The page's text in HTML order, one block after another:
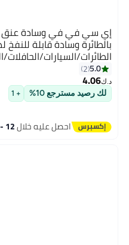
إي سي في في وسادة عنق
بالطائرة وسادة قابلة
الطائرات/السيارات/
المكتب
5.0
2
د.ك‏4.06
لك رصيد مسترجع 10% + 1
احصل عليه خلال12 - 13 اغسطس